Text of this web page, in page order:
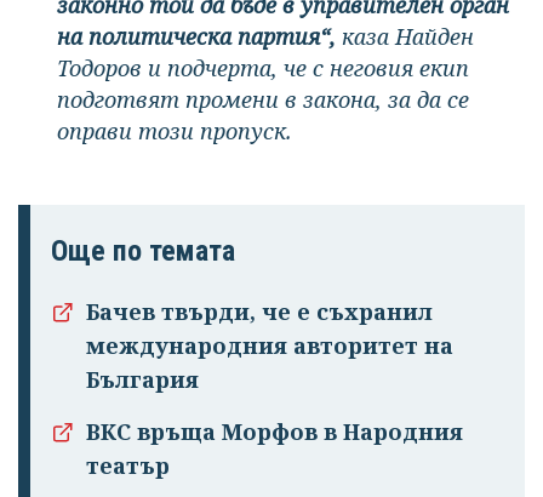
на политическа партия“, каза Найден
Тодоров и подчерта, че с неговия екип
подготвят промени в закона, за да се
оправи този пропуск.
Още по темата
Бачев твърди, че е съхранил
международния авторитет на
България
ВКС връща Морфов в Народния
театър